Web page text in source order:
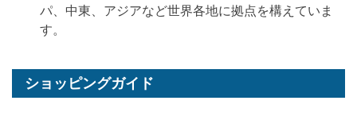
パ、中東、アジアなど世界各地に拠点を構えていま
す。
ショッピングガイド